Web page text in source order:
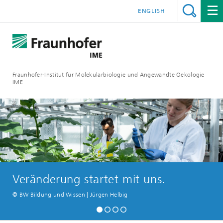
Fraunhofer-Institut für Molekularbiologie und Angewandte Oekologie
IME
ENGLISH
Veränderung startet mit uns.
© BW Bildung und Wissen | Jürgen Helbig